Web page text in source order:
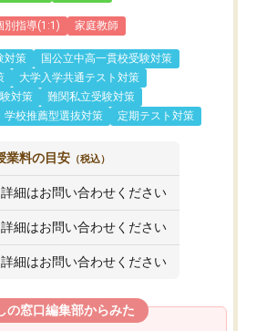
別指導(1:1) 家庭教師
対策
国公立中高一貫校受験対策
大学入学共通テスト対策
対策
難関私立受験対策
学校推薦型選抜対策
定期テスト対策
業料の目安 （税込）
詳細はお問い合わせください
詳細はお問い合わせください
詳細はお問い合わせください
の窓口編集部からみた